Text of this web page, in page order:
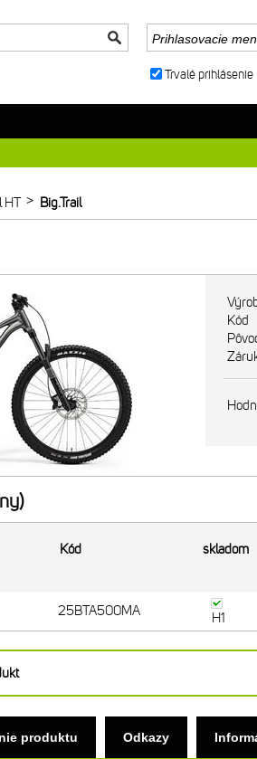
HT > Big.Trail
Kód
Kód skladom
25BTA500MA H1
produktu Odkazy
Trvalé prihlásenie